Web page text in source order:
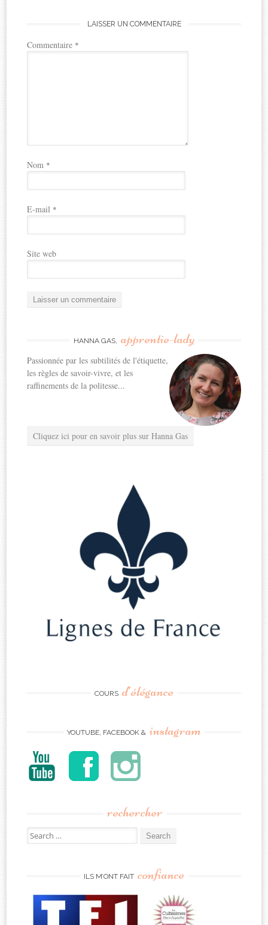
LAISSER UN COMMENTAIRE
Commentaire *
Nom *
E-mail *
Site web
HANNA GAS, apprentie-lady
Passionnée par les subtilités de l'étiquette,
les règles de savoir-vivre, et les
raffinements de la politesse...
Cliquez ici pour en savoir plus sur Hanna Gas
COURS d’élégance
YOUTUBE, FACEBOOK & instagram
rechercher
Search
for:
ILS M’ONT FAIT confiance